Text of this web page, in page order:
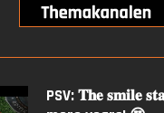
PSV: 𝐓𝐡𝐞 𝐬𝐦𝐢𝐥𝐞